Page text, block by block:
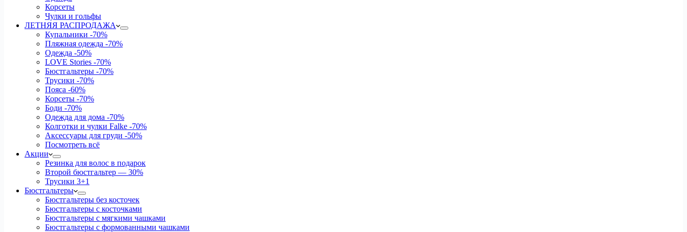
Корсеты
Чулки и гольфы
ЛЕТНЯЯ РАСПРОДАЖА
Купальники -70%
Пляжная одежда -70%
Одежда -50%
LOVE Stories -70%
Бюстгальтеры -70%
Трусики -70%
Пояса -60%
Корсеты -70%
Боди -70%
Одежда для дома -70%
Колготки и чулки Falke -70%
Аксессуары для груди -50%
Посмотреть всё
Акции
Резинка для волос в подарок
Второй бюстгальтер — 30%
Трусики 3+1
Бюстгальтеры
Бюстгальтеры без косточек
Бюстгальтеры с косточками
Бюстгальтеры с мягкими чашками
Бюстгальтеры с формованными чашками